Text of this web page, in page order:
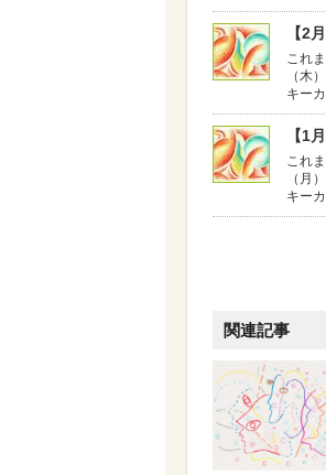
【2
これ
（木
キー
【1
これ
（月
キー
関連記事